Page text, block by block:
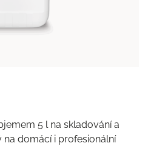
5 l na skladování a
na domácí i profesionální